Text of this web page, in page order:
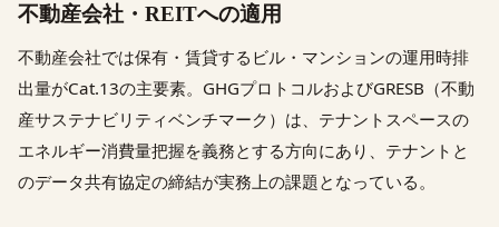
不動産会社・REITへの適用
不動産会社では保有・賃貸するビル・マンションの運用時排
出量がCat.13の主要素。GHGプロトコルおよびGRESB（不動
産サステナビリティベンチマーク）は、テナントスペースの
エネルギー消費量把握を義務とする方向にあり、テナントと
のデータ共有協定の締結が実務上の課題となっている。